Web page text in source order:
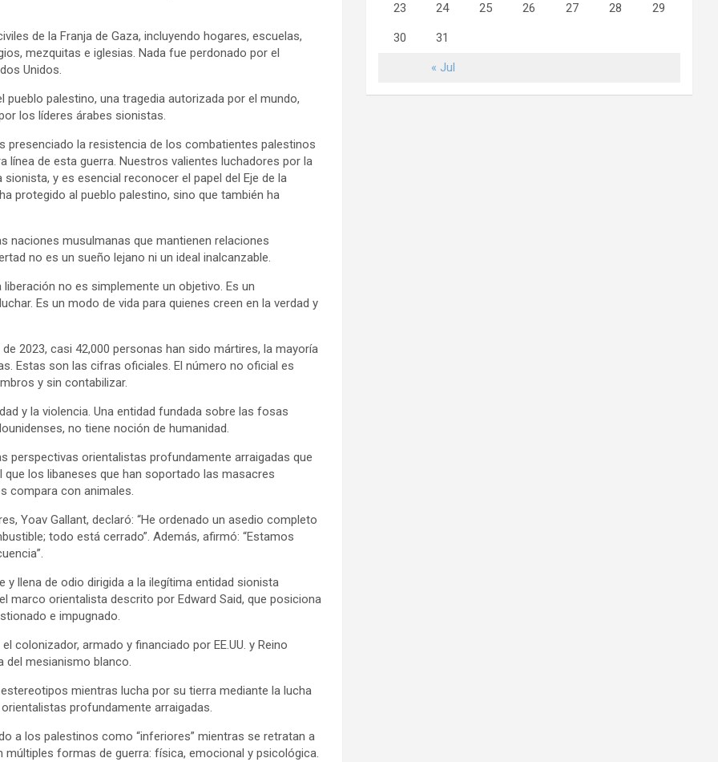
de la Franja de Gaza, incluyendo hogares, escuelas,
mezquitas e iglesias. Nada fue perdonado por el
Unidos.
palestino, una tragedia autorizada por el mundo,
los líderes árabes sionistas.
presenciado la resistencia de los combatientes palestinos
línea de esta guerra. Nuestros valientes luchadores por la
y es esencial reconocer el papel del Eje de la
protegido al pueblo palestino, sino que también ha
naciones musulmanas que mantienen relaciones
no es un sueño lejano ni un ideal inalcanzable.
no es simplemente un objetivo. Es un
Es un modo de vida para quienes creen en la verdad y
2023, casi 42,000 personas han sido mártires, la mayoría
Estas son las cifras oficiales. El número no oficial es
y sin contabilizar.
y la violencia. Una entidad fundada sobre las fosas
no tiene noción de humanidad.
perspectivas orientalistas profundamente arraigadas que
los libaneses que han soportado las masacres
compara con animales.
Yoav Gallant, declaró: “He ordenado un asedio completo
todo está cerrado”. Además, afirmó: “Estamos
llena de odio dirigida a la ilegítima entidad sionista
marco orientalista descrito por Edward Said, que posiciona
e impugnado.
colonizador, armado y financiado por EE.UU. y Reino
del mesianismo blanco.
mientras lucha por su tierra mediante la lucha
profundamente arraigadas.
a los palestinos como “inferiores” mientras se retratan a
formas de guerra: física, emocional y psicológica.
« Jul
23 24 25 26 27 28 29
30 31